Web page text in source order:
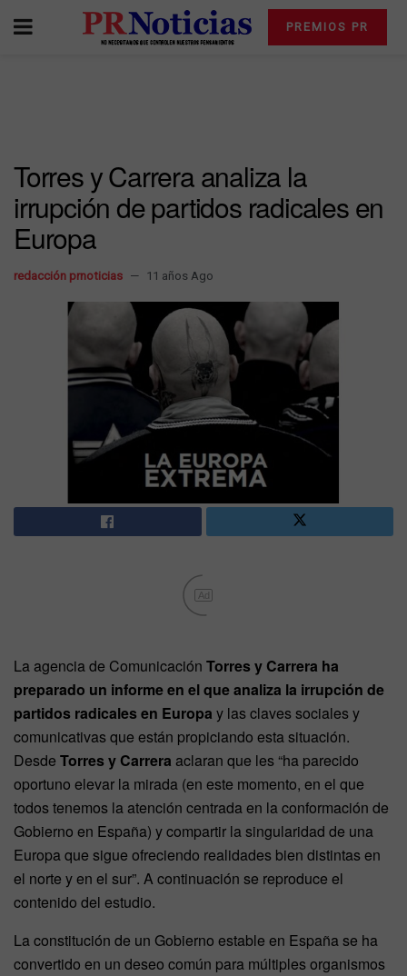
PREMIOS PR
Torres y Carrera analiza la
irrupción de partidos radicales en
Europa
redacción prnoticias 11 años Ago
Ad
La agencia de Comunicación Torres y Carrera ha
preparado un informe en el que analiza la irrupción de
partidos radicales en Europa y las claves sociales y
comunicativas que están propiciando esta situación.
Desde Torres y Carrera aclaran que les “ha parecido
oportuno elevar la mirada (en este momento, en el que
todos tenemos la atención centrada en la conformación de
Gobierno en España) y compartir la singularidad de una
Europa que sigue ofreciendo realidades bien distintas en
el norte y en el sur”. A continuación se reproduce el
contenido del estudio.
La constitución de un Gobierno estable en España se ha
convertido en un deseo común para múltiples organismos